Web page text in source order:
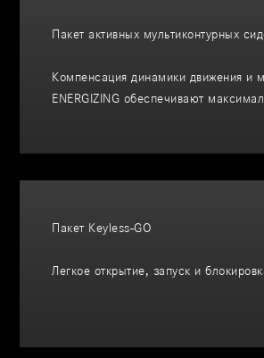
Пакет активных мультиконтурных
Компенсация динамики движения и
ENERGIZING обеспечивают
Пакет Keyless-GO
Легкое открытие, запуск и